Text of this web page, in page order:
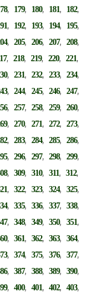
, 179, 180, 181, 182,
, 192, 193, 194, 195,
,205,206,207,208,
,218,219,220,221,
,231,232,233,234,
,244,245,246,247,
,257,258,259,260,
,270,271,272,273,
,283,284,285,286,
,296,297,298,299,
,309,310,311,312,
,322,323,324,325,
,335,336,337,338,
,348,349,350,351,
,361,362,363,364,
,374,375,376,377,
,387,388,389,390,
,400,401,402,403,